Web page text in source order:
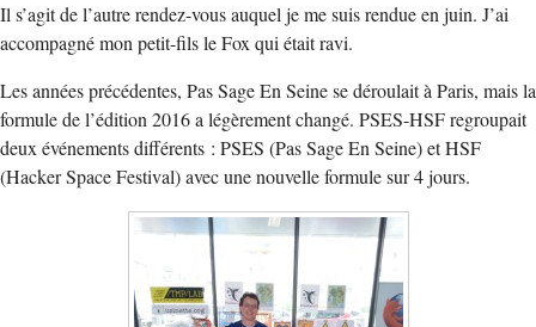
Il s’agit de l’autre rendez-vous auquel je me suis rendue en juin. J’ai
accompagné mon petit-fils le Fox qui était ravi.
Les années précédentes, Pas Sage En Seine se déroulait à Paris, mais la
formule de l’édition 2016 a légèrement changé. PSES-HSF regroupait
deux événements différents : PSES (Pas Sage En Seine) et HSF
(Hacker Space Festival) avec une nouvelle formule sur 4 jours.